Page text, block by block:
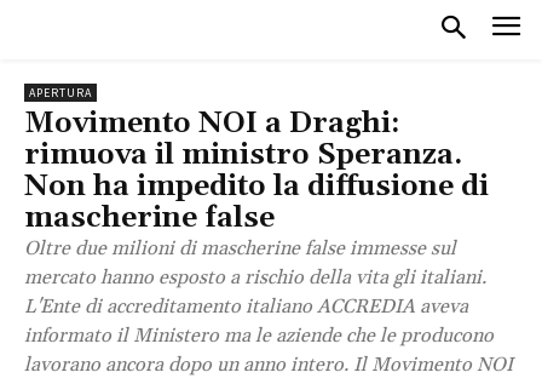
APERTURA
Movimento NOI a Draghi:
rimuova il ministro Speranza.
Non ha impedito la diffusione di
mascherine false
Oltre due milioni di mascherine false immesse sul
mercato hanno esposto a rischio della vita gli italiani.
L'Ente di accreditamento italiano ACCREDIA aveva
informato il Ministero ma le aziende che le producono
lavorano ancora dopo un anno intero. Il Movimento NOI